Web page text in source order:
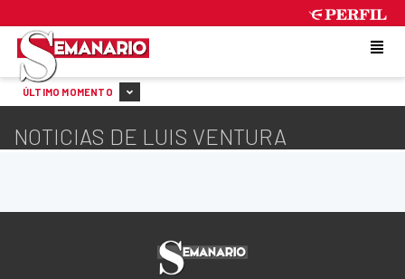
ÚLTIMO MOMENTO
NOTICIAS DE LUIS VENTURA